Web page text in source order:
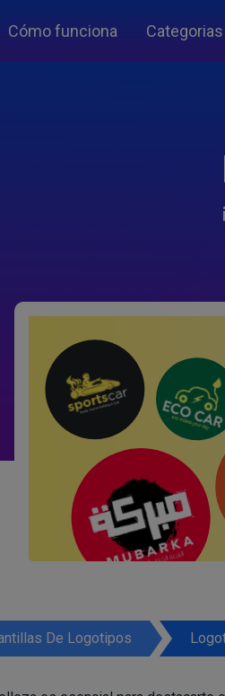
Cómo funciona Categorias
De Logotipos